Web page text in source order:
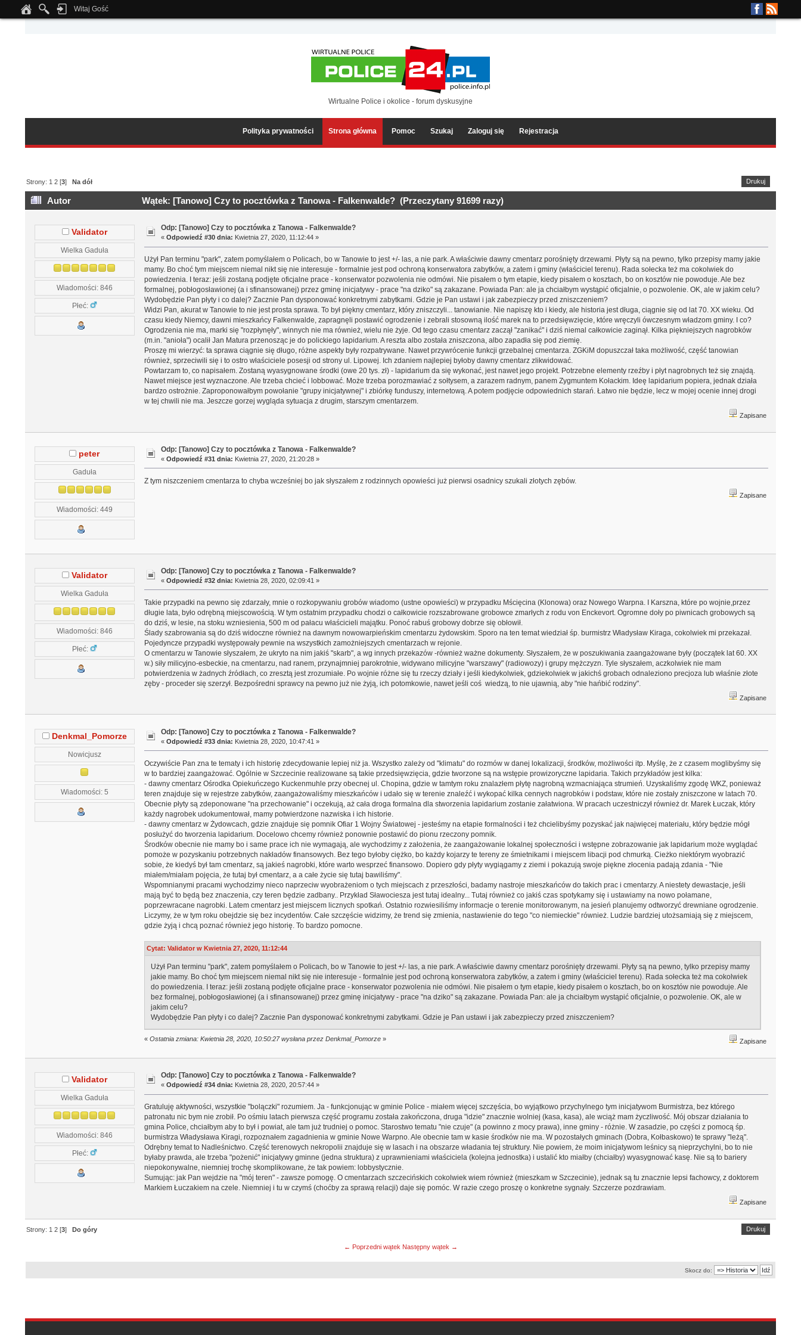
Notice: Undefined index: tapatalk_body_hook in
Witaj Gość
Wirtualne Police i okolice - forum dyskusyjne
Polityka prywatności Strona główna Pomoc Szukaj Zaloguj się Rejestracja
Drukuj
Strony: 1 2 [3]Na dół
Autor Wątek: [Tanowo] Czy to pocztówka z Tanowa - Falkenwalde? (Przeczytany 91699 razy)
Validator
Wielka Gaduła
Wiadomości: 846
Płeć:
Odp: [Tanowo] Czy to pocztówka z Tanowa - Falkenwalde?
«Odpowiedź #30 dnia: Kwietnia 27, 2020, 11:12:44 »
Użył Pan terminu "park", zatem pomyślałem o Policach, bo w Tanowie to jest +/- las, a nie park. A właściwie dawny cmentarz porośnięty drzewami. Płyty są na pewno, tylko przepisy mamy jakie
mamy. Bo choć tym miejscem niemal nikt się nie interesuje - formalnie jest pod ochroną konserwatora zabytków, a zatem i gminy (właściciel terenu). Rada sołecka też ma cokolwiek do
powiedzenia. I teraz: jeśli zostaną podjęte oficjalne prace - konserwator pozwolenia nie odmówi. Nie pisałem o tym etapie, kiedy pisałem o kosztach, bo on kosztów nie powoduje. Ale bez
formalnej, pobłogosławionej (a i sfinansowanej) przez gminę inicjatywy - prace "na dziko" są zakazane. Powiada Pan: ale ja chciałbym wystąpić oficjalnie, o pozwolenie. OK, ale w jakim celu?
Wydobędzie Pan płyty i co dalej? Zacznie Pan dysponować konkretnymi zabytkami. Gdzie je Pan ustawi i jak zabezpieczy przed zniszczeniem?
Widzi Pan, akurat w Tanowie to nie jest prosta sprawa. To był piękny cmentarz, który zniszczyli... tanowianie. Nie napiszę kto i kiedy, ale historia jest długa, ciągnie się od lat 70. XX wieku. Od
czasu kiedy Niemcy, dawni mieszkańcy Falkenwalde, zapragnęli postawić ogrodzenie i zebrali stosowną ilość marek na to przedsięwzięcie, które wręczyli ówczesnym władzom gminy. I co?
Ogrodzenia nie ma, marki się "rozpłynęły", winnych nie ma również, wielu nie żyje. Od tego czasu cmentarz zaczął "zanikać" i dziś niemal całkowicie zaginął. Kilka piękniejszych nagrobków
(m.in. "anioła") ocalił Jan Matura przenosząc je do polickiego lapidarium. A reszta albo została zniszczona, albo zapadła się pod ziemię.
Proszę mi wierzyć: ta sprawa ciągnie się długo, różne aspekty były rozpatrywane. Nawet przywrócenie funkcji grzebalnej cmentarza. ZGKiM dopuszczał taka możliwość, część tanowian
również, sprzeciwili się i to ostro właściciele posesji od strony ul. Lipowej. Ich zdaniem najlepiej byłoby dawny cmentarz zlikwidować.
Powtarzam to, co napisałem. Zostaną wyasygnowane środki (owe 20 tys. zł) - lapidarium da się wykonać, jest nawet jego projekt. Potrzebne elementy rzeźby i płyt nagrobnych też się znajdą.
Nawet miejsce jest wyznaczone. Ale trzeba chcieć i lobbować. Może trzeba porozmawiać z sołtysem, a zarazem radnym, panem Zygmuntem Kołackim. Ideę lapidarium popiera, jednak działa
bardzo ostrożnie. Zaproponowałbym powołanie "grupy inicjatywnej" i zbiórkę funduszy, internetową. A potem podjęcie odpowiednich starań. Łatwo nie będzie, lecz w mojej ocenie innej drogi
w tej chwili nie ma. Jeszcze gorzej wygląda sytuacja z drugim, starszym cmentarzem.
Zapisane
peter
Gaduła
Wiadomości: 449
Odp: [Tanowo] Czy to pocztówka z Tanowa - Falkenwalde?
«Odpowiedź #31 dnia: Kwietnia 27, 2020, 21:20:28 »
Z tym niszczeniem cmentarza to chyba wcześniej bo jak słyszałem z rodzinnych opowieści już pierwsi osadnicy szukali złotych zębów.
Zapisane
Validator
Wielka Gaduła
Wiadomości: 846
Płeć:
Odp: [Tanowo] Czy to pocztówka z Tanowa - Falkenwalde?
«Odpowiedź #32 dnia: Kwietnia 28, 2020, 02:09:41 »
Takie przypadki na pewno się zdarzały, mnie o rozkopywaniu grobów wiadomo (ustne opowieści) w przypadku Mścięcina (Klonowa) oraz Nowego Warpna. I Karszna, które po wojnie,przez
długie lata, było odrębną miejscowością. W tym ostatnim przypadku chodzi o całkowicie rozszabrowane grobowce zmarłych z rodu von Enckevort. Ogromne doły po piwnicach grobowych są
do dziś, w lesie, na stoku wzniesienia, 500 m od pałacu właścicieli majątku. Ponoć rabuś grobowy dobrze się obłowił.
Ślady szabrowania są do dziś widoczne również na dawnym nowowarpieńskim cmentarzu żydowskim. Sporo na ten temat wiedział śp. burmistrz Władysław Kiraga, cokolwiek mi przekazał.
Pojedyncze przypadki występowały pewnie na wszystkich zamożniejszych cmentarzach w rejonie.
O cmentarzu w Tanowie słyszałem, że ukryto na nim jakiś "skarb", a wg innych przekazów -również ważne dokumenty. Słyszałem, że w poszukiwania zaangażowane były (początek lat 60. XX
w.) siły milicyjno-esbeckie, na cmentarzu, nad ranem, przynajmniej parokrotnie, widywano milicyjne "warszawy" (radiowozy) i grupy mężczyzn. Tyle słyszałem, aczkolwiek nie mam
potwierdzenia w żadnych źródłach, co zresztą jest zrozumiałe. Po wojnie różne się tu rzeczy działy i jeśli kiedykolwiek, gdziekolwiek w jakichś grobach odnaleziono precjoza lub właśnie złote
zęby - proceder się szerzył. Bezpośredni sprawcy na pewno już nie żyją, ich potomkowie, nawet jeśli coś wiedzą, to nie ujawnią, aby "nie hańbić rodziny".
Zapisane
Denkmal_Pomorze
Nowicjusz
Wiadomości: 5
Odp: [Tanowo] Czy to pocztówka z Tanowa - Falkenwalde?
«Odpowiedź #33 dnia: Kwietnia 28, 2020, 10:47:41 »
Oczywiście Pan zna te tematy i ich historię zdecydowanie lepiej niż ja. Wszystko zależy od "klimatu" do rozmów w danej lokalizacji, środków, możliwości itp. Myślę, że z czasem moglibyśmy się
w to bardziej zaangażować. Ogólnie w Szczecinie realizowane są takie przedsięwzięcia, gdzie tworzone są na wstępie prowizoryczne lapidaria. Takich przykładów jest kilka:
- dawny cmentarz Ośrodka Opiekuńczego Kuckenmuhle przy obecnej ul. Chopina, gdzie w tamtym roku znalazłem płytę nagrobną wzmacniająca strumień. Uzyskaliśmy zgodę WKZ, ponieważ
teren znajduje się w rejestrze zabytków, zaangażowaliśmy mieszkańców i udało się w terenie znaleźć i wykopać kilka cennych nagrobków i podstaw, które nie zostały zniszczone w latach 70.
Obecnie płyty są zdeponowane "na przechowanie" i oczekują, aż cała droga formalna dla stworzenia lapidarium zostanie załatwiona. W pracach uczestniczył również dr. Marek Łuczak, który
każdy nagrobek udokumentował, mamy potwierdzone nazwiska i ich historie.
- dawny cmentarz w Żydowcach, gdzie znajduje się pomnik Ofiar 1 Wojny Światowej - jesteśmy na etapie formalności i też chcielibyśmy pozyskać jak najwięcej materiału, który będzie mógł
posłużyć do tworzenia lapidarium. Docelowo chcemy również ponownie postawić do pionu rzeczony pomnik.
Środków obecnie nie mamy bo i same prace ich nie wymagają, ale wychodzimy z założenia, że zaangażowanie lokalnej społeczności i wstępne zobrazowanie jak lapidarium może wyglądać
pomoże w pozyskaniu potrzebnych nakładów finansowych. Bez tego byłoby ciężko, bo każdy kojarzy te tereny ze śmietnikami i miejscem libacji pod chmurką. Cieżko niektórym wyobrazić
sobie, że kiedyś był tam cmentarz, są jakieś nagrobki, które warto wesprzeć finansowo. Dopiero gdy płyty wygiągamy z ziemi i pokazują swoje piękne złocenia padają zdania - "Nie
miałem/miałam pojęcia, że tutaj był cmentarz, a a całe życie się tutaj bawiliśmy".
Wspomnianymi pracami wychodzimy nieco naprzeciw wyobrażeniom o tych miejscach z przeszłości, badamy nastroje mieszkańców do takich prac i cmentarzy. A niestety dewastacje, jeśli
mają być to będą bez znaczenia, czy teren będzie zadbany.. Przykład Sławociesza jest tutaj idealny... Tutaj również co jakiś czas spotykamy się i ustawiamy na nowo połamane,
poprzewracane nagrobki. Latem cmentarz jest miejscem licznych spotkań. Ostatnio rozwiesiliśmy informacje o terenie monitorowanym, na jesień planujemy odtworzyć drewniane ogrodzenie.
Liczymy, że w tym roku obejdzie się bez incydentów. Całe szczęście widzimy, że trend się zmienia, nastawienie do tego "co niemieckie" również. Ludzie bardziej utożsamiają się z miejscem,
gdzie żyją i chcą poznać również jego historię. To bardzo pomocne.
Cytat: Validator w Kwietnia 27, 2020, 11:12:44
Użył Pan terminu "park", zatem pomyślałem o Policach, bo w Tanowie to jest +/- las, a nie park. A właściwie dawny cmentarz porośnięty drzewami. Płyty są na pewno, tylko przepisy mamy
jakie mamy. Bo choć tym miejscem niemal nikt się nie interesuje - formalnie jest pod ochroną konserwatora zabytków, a zatem i gminy (właściciel terenu). Rada sołecka też ma cokolwiek
do powiedzenia. I teraz: jeśli zostaną podjęte oficjalne prace - konserwator pozwolenia nie odmówi. Nie pisałem o tym etapie, kiedy pisałem o kosztach, bo on kosztów nie powoduje. Ale
bez formalnej, pobłogosławionej (a i sfinansowanej) przez gminę inicjatywy - prace "na dziko" są zakazane. Powiada Pan: ale ja chciałbym wystąpić oficjalnie, o pozwolenie. OK, ale w
jakim celu?
Wydobędzie Pan płyty i co dalej? Zacznie Pan dysponować konkretnymi zabytkami. Gdzie je Pan ustawi i jak zabezpieczy przed zniszczeniem?
« Ostatnia zmiana: Kwietnia 28, 2020, 10:50:27 wysłana przez Denkmal_Pomorze» Zapisane
Validator
Wielka Gaduła
Wiadomości: 846
Płeć:
Odp: [Tanowo] Czy to pocztówka z Tanowa - Falkenwalde?
«Odpowiedź #34 dnia: Kwietnia 28, 2020, 20:57:44 »
Gratuluję aktywności, wszystkie "bolączki" rozumiem. Ja - funkcjonując w gminie Police - miałem więcej szczęścia, bo wyjątkowo przychylnego tym inicjatywom Burmistrza, bez którego
patronatu nic bym nie zrobił. Po ośmiu latach pierwsza część programu została zakończona, druga "idzie" znacznie wolniej (kasa, kasa), ale wciąż mam życzliwość. Mój obszar działania to
gmina Police, chciałbym aby to był i powiat, ale tam już trudniej o pomoc. Starostwo tematu "nie czuje" (a powinno z mocy prawa), inne gminy - różnie. W zasadzie, po części z pomocą śp.
burmistrza Władysława Kiragi, rozpoznałem zagadnienia w gminie Nowe Warpno. Ale obecnie tam w kasie środków nie ma. W pozostałych gminach (Dobra, Kołbaskowo) te sprawy "leżą".
Odrębny temat to Nadleśnictwo. Część terenowych nekropolii znajduje się w lasach i na obszarze władania tej struktury. Nie powiem, że moim inicjatywom leśnicy są nieprzychylni, bo to nie
byłaby prawda, ale trzeba "pożenić" inicjatywy gminne (jedna struktura) z uprawnieniami właściciela (kolejna jednostka) i ustalić kto miałby (chciałby) wyasygnować kasę. Nie są to bariery
niepokonywalne, niemniej trochę skomplikowane, że tak powiem: lobbystycznie.
Sumując: jak Pan wejdzie na "mój teren" - zawsze pomogę. O cmentarzach szczecińskich cokolwiek wiem również (mieszkam w Szczecinie), jednak są tu znacznie lepsi fachowcy, z doktorem
Markiem Łuczakiem na czele. Niemniej i tu w czymś (choćby za sprawą relacji) daje się pomóc. W razie czego proszę o konkretne sygnały. Szczerze pozdrawiam.
Zapisane
Drukuj
Strony: 1 2 [3]Do góry
← Poprzedni wątek Następny wątek →
Skocz do: